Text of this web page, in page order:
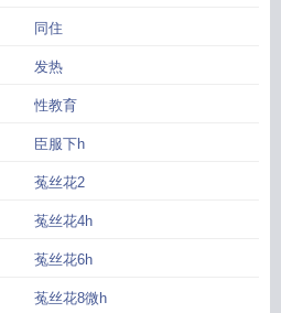
同住
发热
性教育
臣服下h
菟丝花2
菟丝花4h
菟丝花6h
菟丝花8微h